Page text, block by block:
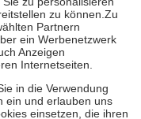
beträgt die
zehn Euro je
eigene Gesundheit zu
zu unterstützen,
18. Lebensjahr